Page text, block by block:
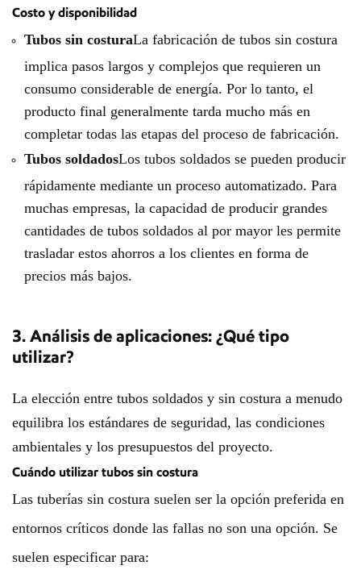
Costo y disponibilidad
Tubos sin costuraLa fabricación de tubos sin costura
implica pasos largos y complejos que requieren un
consumo considerable de energía. Por lo tanto, el
producto final generalmente tarda mucho más en
completar todas las etapas del proceso de fabricación.
Tubos soldadosLos tubos soldados se pueden producir
rápidamente mediante un proceso automatizado. Para
muchas empresas, la capacidad de producir grandes
cantidades de tubos soldados al por mayor les permite
trasladar estos ahorros a los clientes en forma de
precios más bajos.
3. Análisis de aplicaciones: ¿Qué tipo
utilizar?
La elección entre tubos soldados y sin costura a menudo
equilibra los estándares de seguridad, las condiciones
ambientales y los presupuestos del proyecto.
Cuándo utilizar tubos sin costura
Las tuberías sin costura suelen ser la opción preferida en
entornos críticos donde las fallas no son una opción. Se
suelen especificar para: